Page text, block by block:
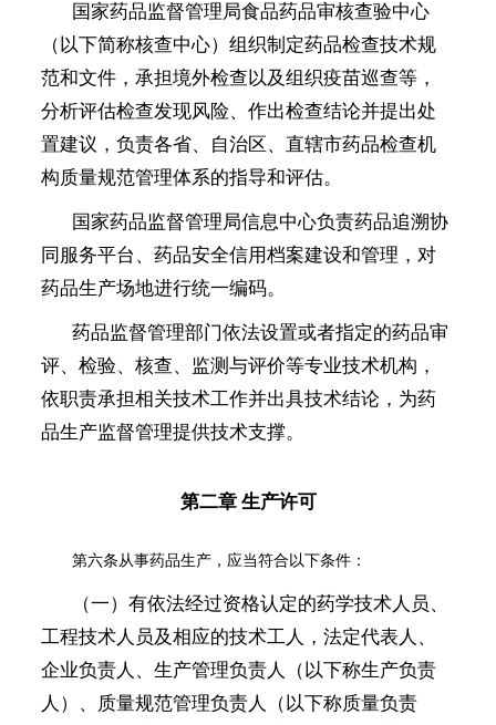
国家药品监督管理局食品药品审核查验中心
（以下简称核查中心）组织制定药品检查技术规
范和文件，承担境外检查以及组织疫苗巡查等，
分析评估检查发现风险、作出检查结论并提出处
置建议，负责各省、自治区、直辖市药品检查机
构质量规范管理体系的指导和评估。
国家药品监督管理局信息中心负责药品追溯协
同服务平台、药品安全信用档案建设和管理，对
药品生产场地进行统一编码。
药品监督管理部门依法设置或者指定的药品审
评、检验、核查、监测与评价等专业技术机构，
依职责承担相关技术工作并出具技术结论，为药
品生产监督管理提供技术支撑。
第二章 生产许可
第六条从事药品生产，应当符合以下条件：
（一）有依法经过资格认定的药学技术人员、
工程技术人员及相应的技术工人，法定代表人、
企业负责人、生产管理负责人（以下称生产负责
人）、质量规范管理负责人（以下称质量负责